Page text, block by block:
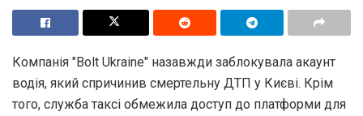
Компанія "Bolt Ukraine" назавжди заблокувала акаунт
водія, який спричинив смертельну ДТП у Києві. Крім
того, служба таксі обмежила доступ до платформи для